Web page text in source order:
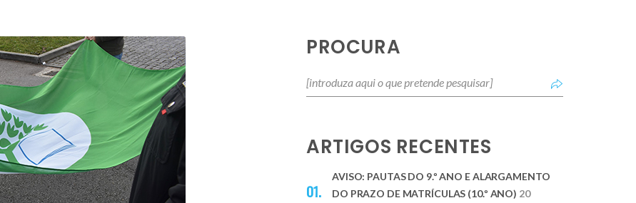
PROCURA
ARTIGOS RECENTES
AVISO: PAUTAS DO 9.º ANO E ALARGAMENTO
DO PRAZO DE MATRÍCULAS (10.º ANO) 20